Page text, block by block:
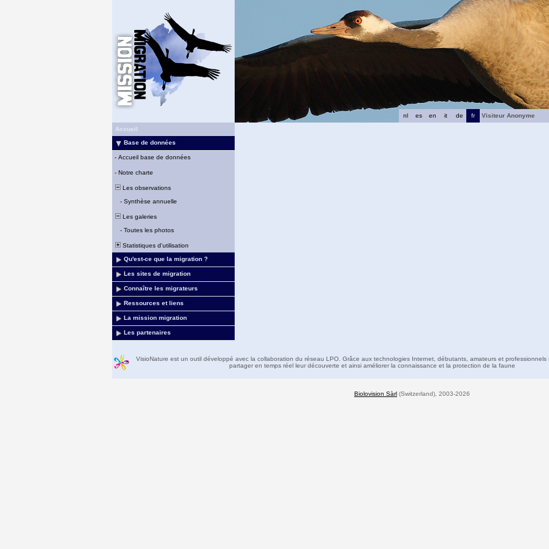
fr
de
it
en
es
nl
Visiteur Anonyme
Accueil
Base de données
- Accueil base de données
- Notre charte
Les observations
- Synthèse annuelle
Les galeries
- Toutes les photos
Statistiques d'utilisation
Qu'est-ce que la migration ?
Les sites de migration
Connaître les migrateurs
Ressources et liens
La mission migration
Les partenaires
VisioNature est un outil développé avec la collaboration du réseau LPO. Grâce aux technologies Internet, débutants, amateurs et professionnels
partager en temps réel leur découverte et ainsi améliorer la connaissance et la protection de la faune
Biolovision Sàrl (Switzerland), 2003-2026